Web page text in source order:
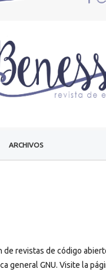
ARCHIVOS
revistas de código
GNU. Visite la